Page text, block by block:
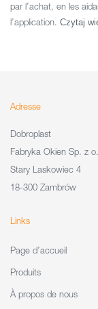
par l’achat, en les
l’application. Czytaj
Adresse
Dobroplast
Fabryka Okien Sp. z
Stary Laskowiec 4
18-300 Zambrów
Links
Page d’accueil
Produits
À propos de nous